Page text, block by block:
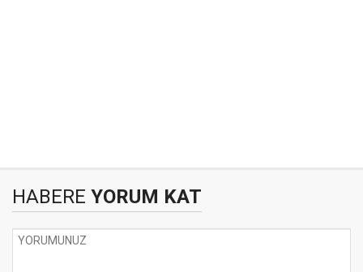
HABERE YORUM KAT